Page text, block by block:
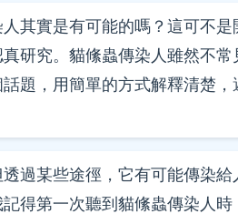
其實是有可能的嗎？這可不是
研究。貓絛蟲傳染人雖然不常
題，用簡單的方式解釋清楚
過某些途徑，它有可能傳染
得第一次聽到貓絛蟲傳染人